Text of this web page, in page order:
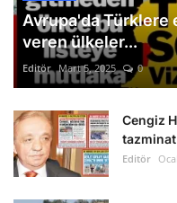
Avrupa'da Türklere
veren ülkeler...
Editör Mart 5, 2025 0
Cengiz
tazminat
Editör